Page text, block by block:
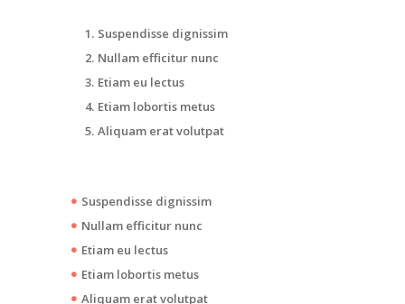
Suspendisse dignissim
Nullam efficitur nunc
Etiam eu lectus
Etiam lobortis metus
Aliquam erat volutpat
Suspendisse dignissim
Nullam efficitur nunc
Etiam eu lectus
Etiam lobortis metus
Aliquam erat volutpat